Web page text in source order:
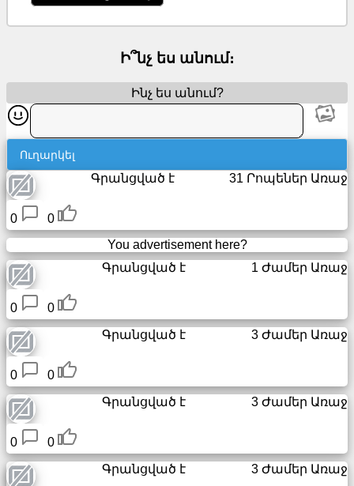
Խաղեր
համացանցում
Անվճար
էլփոստ
վեբ
փոստ
Վերլուծություն
Վեբ
խանութ
Մշակողներ
/
Հավելվածներ
Գործիքներ
Աշխատանք
Վեբ
Ի՞նչ ես անում։
Ինչ ես անում?
Ուղարկել
31 Րոպեներ Առաջ
Գրանցված է
0
0
You advertisement here?
1 Ժամեր Առաջ
Գրանցված է
0
0
3 Ժամեր Առաջ
Գրանցված է
0
0
3 Ժամեր Առաջ
Գրանցված է
0
0
3 Ժամեր Առաջ
Գրանցված է